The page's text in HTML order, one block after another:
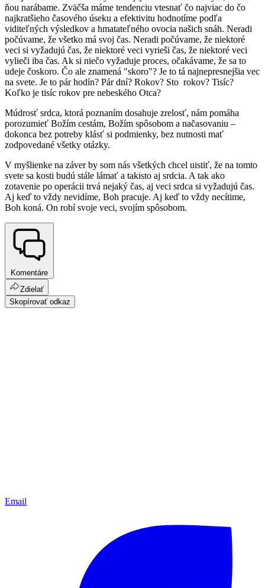
ňou narábame. Zväčša máme tendenciu vtesnať čo najviac do čo
najkratšieho časového úseku a efektivitu hodnotíme podľa
viditeľných výsledkov a hmatateľného ovocia našich snáh. Neradi
počúvame, že všetko má svoj čas. Neradi počúvame, že niektoré
veci si vyžadujú čas, že niektoré veci vyrieši čas, že niektoré veci
vylieči iba čas. Ak si niečo vyžaduje proces, očakávame, že sa to
udeje čoskoro. Čo ale znamená "skoro"? Je to tá najnepresnejšia vec
na svete. Je to pár hodín? Pár dní? Rokov? Sto rokov? Tisíc?
Koľko je tisíc rokov pre nebeského Otca?
Múdrosť srdca, ktorá poznaním dosahuje zrelosť, nám pomáha
porozumieť Božím cestám, Božím spôsobom a načasovaniu –
dokonca bez potreby klásť si podmienky, bez nutnosti mať
zodpovedané všetky otázky.
V myšlienke na záver by som nás všetkých chcel uistiť, že na tomto
svete sa kosti budú stále lámať a takisto aj srdcia. A tak ako
zotavenie po operácii trvá nejaký čas, aj veci srdca si vyžadujú čas.
Aj keď to vždy nevidíme, Boh pracuje. Aj keď to vždy necítime,
Boh koná. On robí svoje veci, svojím spôsobom.
Komentáre
Zdielať
Skopírovať odkaz
Email